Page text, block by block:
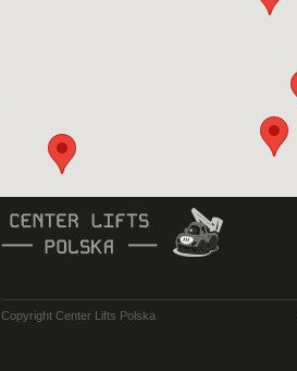
Copyright Center Lifts Polska